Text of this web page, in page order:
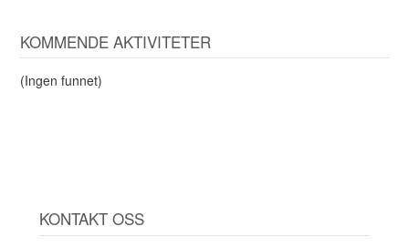
KOMMENDE AKTIVITETER
(Ingen funnet)
KONTAKT OSS